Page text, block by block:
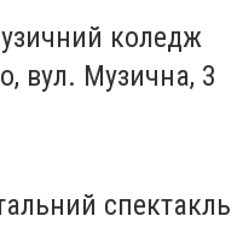
коледж
вул. Музична, 3
спектакль